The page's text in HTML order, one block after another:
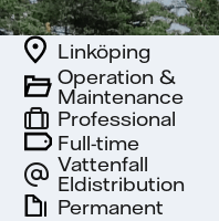
Full-time
Vattenfall
Eldistribution
Linköping
Professional
Operation &
Maintenance
Permanent